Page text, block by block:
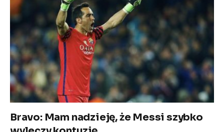
Bravo: Mam nadzieję, że Messi szybko